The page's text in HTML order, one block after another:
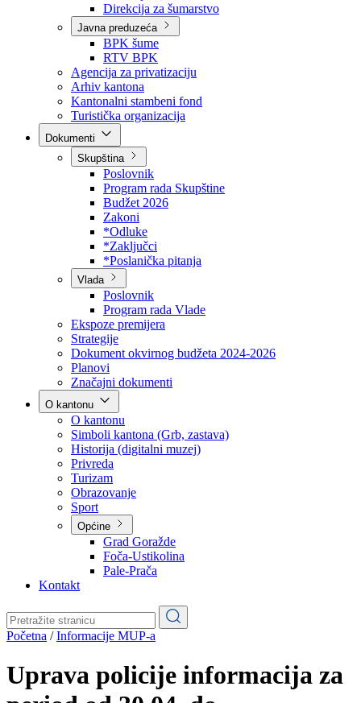
Direkcije
Direkcija za robne rezerve
Direkcija za ceste
Direkcija za šumarstvo
Javna preduzeća
BPK šume
RTV BPK
Agencija za privatizaciju
Arhiv kantona
Kantonalni stambeni fond
Turistička organizacija
Skupština
Poslovnik
Program rada Skupštine
Budžet 2026
Zakoni
*Odluke
*Zaključci
*Poslanička pitanja
Vlada
Poslovnik
Program rada Vlade
Ekspoze premijera
Strategije
Dokument okvirnog budžeta 2024-2026
Planovi
Značajni dokumenti
O kantonu
O kantonu
Simboli kantona (Grb, zastava)
Historija (digitalni muzej)
Privreda
Turizam
Obrazovanje
Općine
Pale-Prača
Kontakt
Početna/Informacije MUP-a